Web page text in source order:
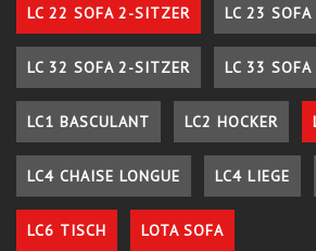
LC 22 SOFA 2-SITZER LC 23
LC 32 SOFA 2-SITZER LC 33
LC1 BASCULANT LC2 HOCKER
LC4 CHAISE LONGUE LC4 LIEGE
LC6 TISCH LOTA SOFA